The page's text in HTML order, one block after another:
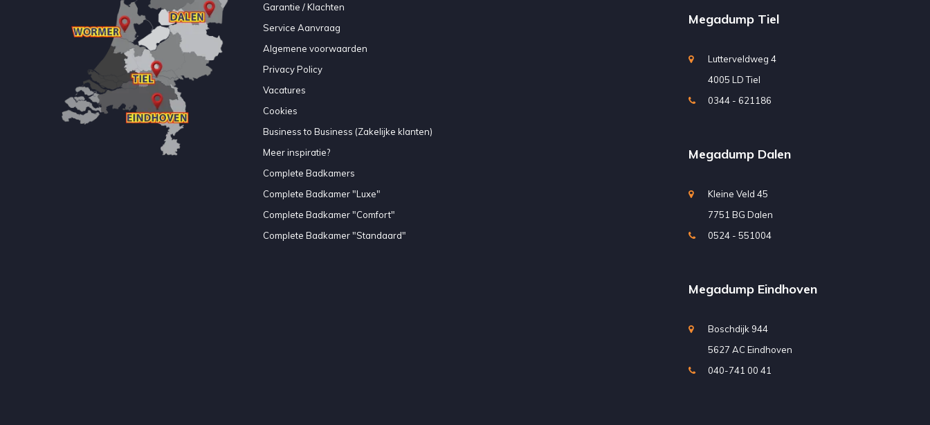
Garantie / Klachten
Service Aanvraag
Algemene voorwaarden
Privacy Policy
Vacatures
Cookies
Business to Business (Zakelijke klanten)
Meer inspiratie?
Complete Badkamers
Complete Badkamer "Luxe"
Complete Badkamer "Comfort"
Complete Badkamer "Standaard"
Megadump Tiel
Lutterveldweg 4
4005 LD Tiel
0344 - 621186
Megadump Dalen
Kleine Veld 45
7751 BG Dalen
0524 - 551004
Megadump Eindhoven
Boschdijk 944
5627 AC Eindhoven
040-741 00 41